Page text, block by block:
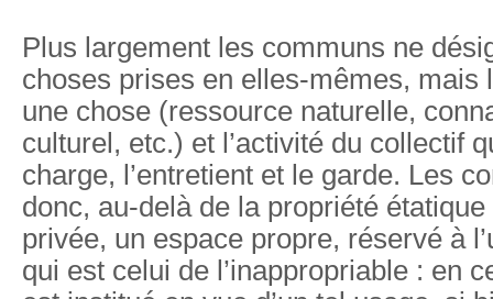
Plus largement les communs ne
choses prises en elles-mêmes, mais
une chose (ressource naturelle,
culturel, etc.) et l’activité du collectif
charge, l’entretient et le garde. Les
donc, au-delà de la propriété
privée, un espace propre, réservé à
qui est celui de l’inappropriable : en